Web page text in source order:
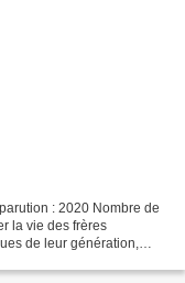
: 2020 Nombre de
la vie des frères
de leur génération,